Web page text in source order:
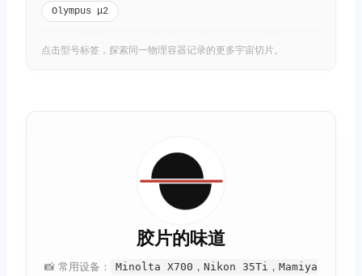
Olympus μ2
点击型号标签，探索同一物理容器记录的更多宇宙切片。
胶片的味道
📸 常用设备：
Minolta X700，Nikon 35Ti，Mamiya